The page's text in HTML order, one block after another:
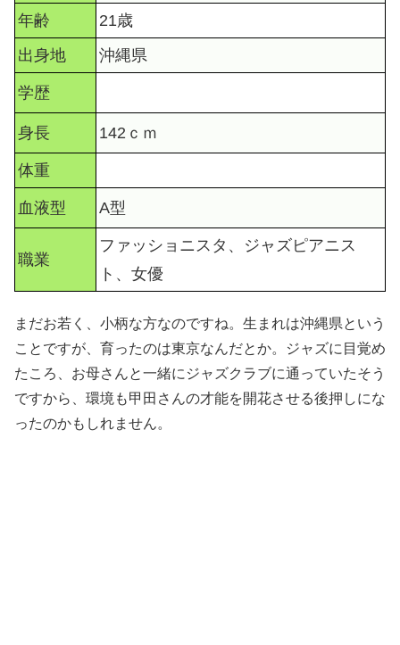
年齢
21歳
出身地
沖縄県
学歴
身長 142ｃｍ
体重
血液型 A型
職業
ファッショニスタ、ジャズピアニス
ト、女優
まだお若く、小柄な方なのですね。生まれは沖縄県という
ことですが、育ったのは東京なんだとか。ジャズに目覚め
たころ、お母さんと一緒にジャズクラブに通っていたそう
ですから、環境も甲田さんの才能を開花させる後押しにな
ったのかもしれません。